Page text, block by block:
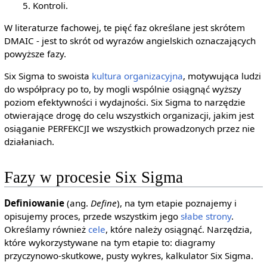
Kontroli.
W literaturze fachowej, te pięć faz określane jest skrótem
DMAIC - jest to skrót od wyrazów angielskich oznaczających
powyższe fazy.
Six Sigma to swoista kultura organizacyjna, motywująca ludzi
do współpracy po to, by mogli wspólnie osiągnąć wyższy
poziom efektywności i wydajności. Six Sigma to narzędzie
otwierające drogę do celu wszystkich organizacji, jakim jest
osiąganie PERFEKCJI we wszystkich prowadzonych przez nie
działaniach.
Fazy w procesie Six Sigma
Definiowanie(ang. Define), na tym etapie poznajemy i
opisujemy proces, przede wszystkim jego słabe strony.
Określamy również cele, które należy osiągnąć. Narzędzia,
które wykorzystywane na tym etapie to: diagramy
przyczynowo-skutkowe, pusty wykres, kalkulator Six Sigma.